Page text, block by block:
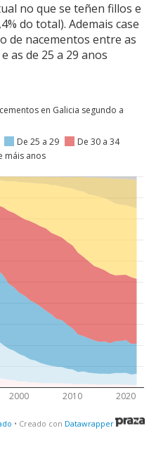
no que se teñen fillos e
do total). Ademais case
de nacementos entre as
as de 25 a 29 anos